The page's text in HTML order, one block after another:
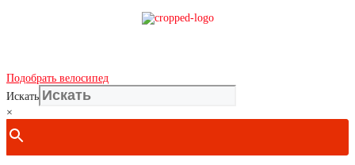
Подобрать велосипед
Искать
×